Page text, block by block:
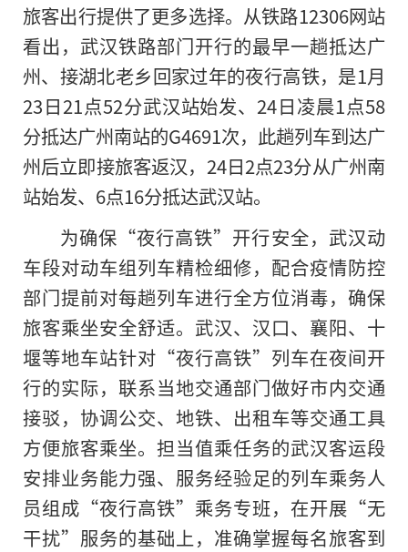
旅客出行提供了更多选择。从铁路12306网站
看出，武汉铁路部门开行的最早一趟抵达广
州、接湖北老乡回家过年的夜行高铁，是1月
23日21点52分武汉站始发、24日凌晨1点58
分抵达广州南站的G4691次，此趟列车到达广
州后立即接旅客返汉，24日2点23分从广州南
站始发、6点16分抵达武汉站。
为确保“夜行高铁”开行安全，武汉动
车段对动车组列车精检细修，配合疫情防控
部门提前对每趟列车进行全方位消毒，确保
旅客乘坐安全舒适。武汉、汉口、襄阳、十
堰等地车站针对“夜行高铁”列车在夜间开
行的实际，联系当地交通部门做好市内交通
接驳，协调公交、地铁、出租车等交通工具
方便旅客乘坐。担当值乘任务的武汉客运段
安排业务能力强、服务经验足的列车乘务人
员组成“夜行高铁”乘务专班，在开展“无
干扰”服务的基础上，准确掌握每名旅客到